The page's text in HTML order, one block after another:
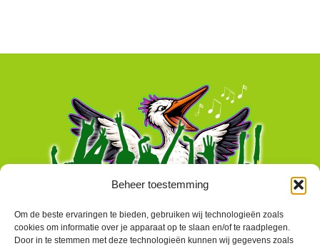
Beheer toestemming
Om de beste ervaringen te bieden, gebruiken wij technologieën zoals
cookies om informatie over je apparaat op te slaan en/of te raadplegen.
Door in te stemmen met deze technologieën kunnen wij gegevens zoals